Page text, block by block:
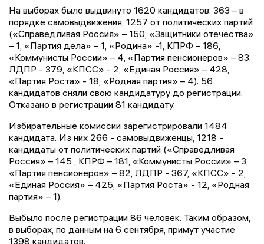
На выборах было выдвинуто 1620 кандидатов: 363 – в
порядке самовыдвижения, 1257 от политических партий
(«Справедливая Россия» – 150, «Защитники отечества»
– 1, «Партия дела» – 1, «Родина» -1, КПРФ – 186,
«Коммунисты России» – 4, «Партия пенсионеров» – 83,
ЛДПР - 379, «КПСС» - 2, «Единая Россия» – 428,
«Партия Роста» - 18, «Родная партия» – 4). 56
кандидатов сняли свою кандидатуру до регистрации.
Отказано в регистрации 81 кандидату.
Избирательные комиссии зарегистрировали 1484
кандидата. Из них 266 - самовыдвиженцы, 1218 -
кандидаты от политических партий («Справедливая
Россия» – 145 , КПРФ – 181, «Коммунисты России» – 3,
«Партия пенсионеров» – 82, ЛДПР - 367, «КПСС» - 2,
«Единая Россия» – 425, «Партия Роста» - 12, «Родная
партия» – 1).
Выбыло после регистрации 86 человек. Таким образом,
в выборах, по данным на 6 сентября, примут участие
1398 кандидатов.